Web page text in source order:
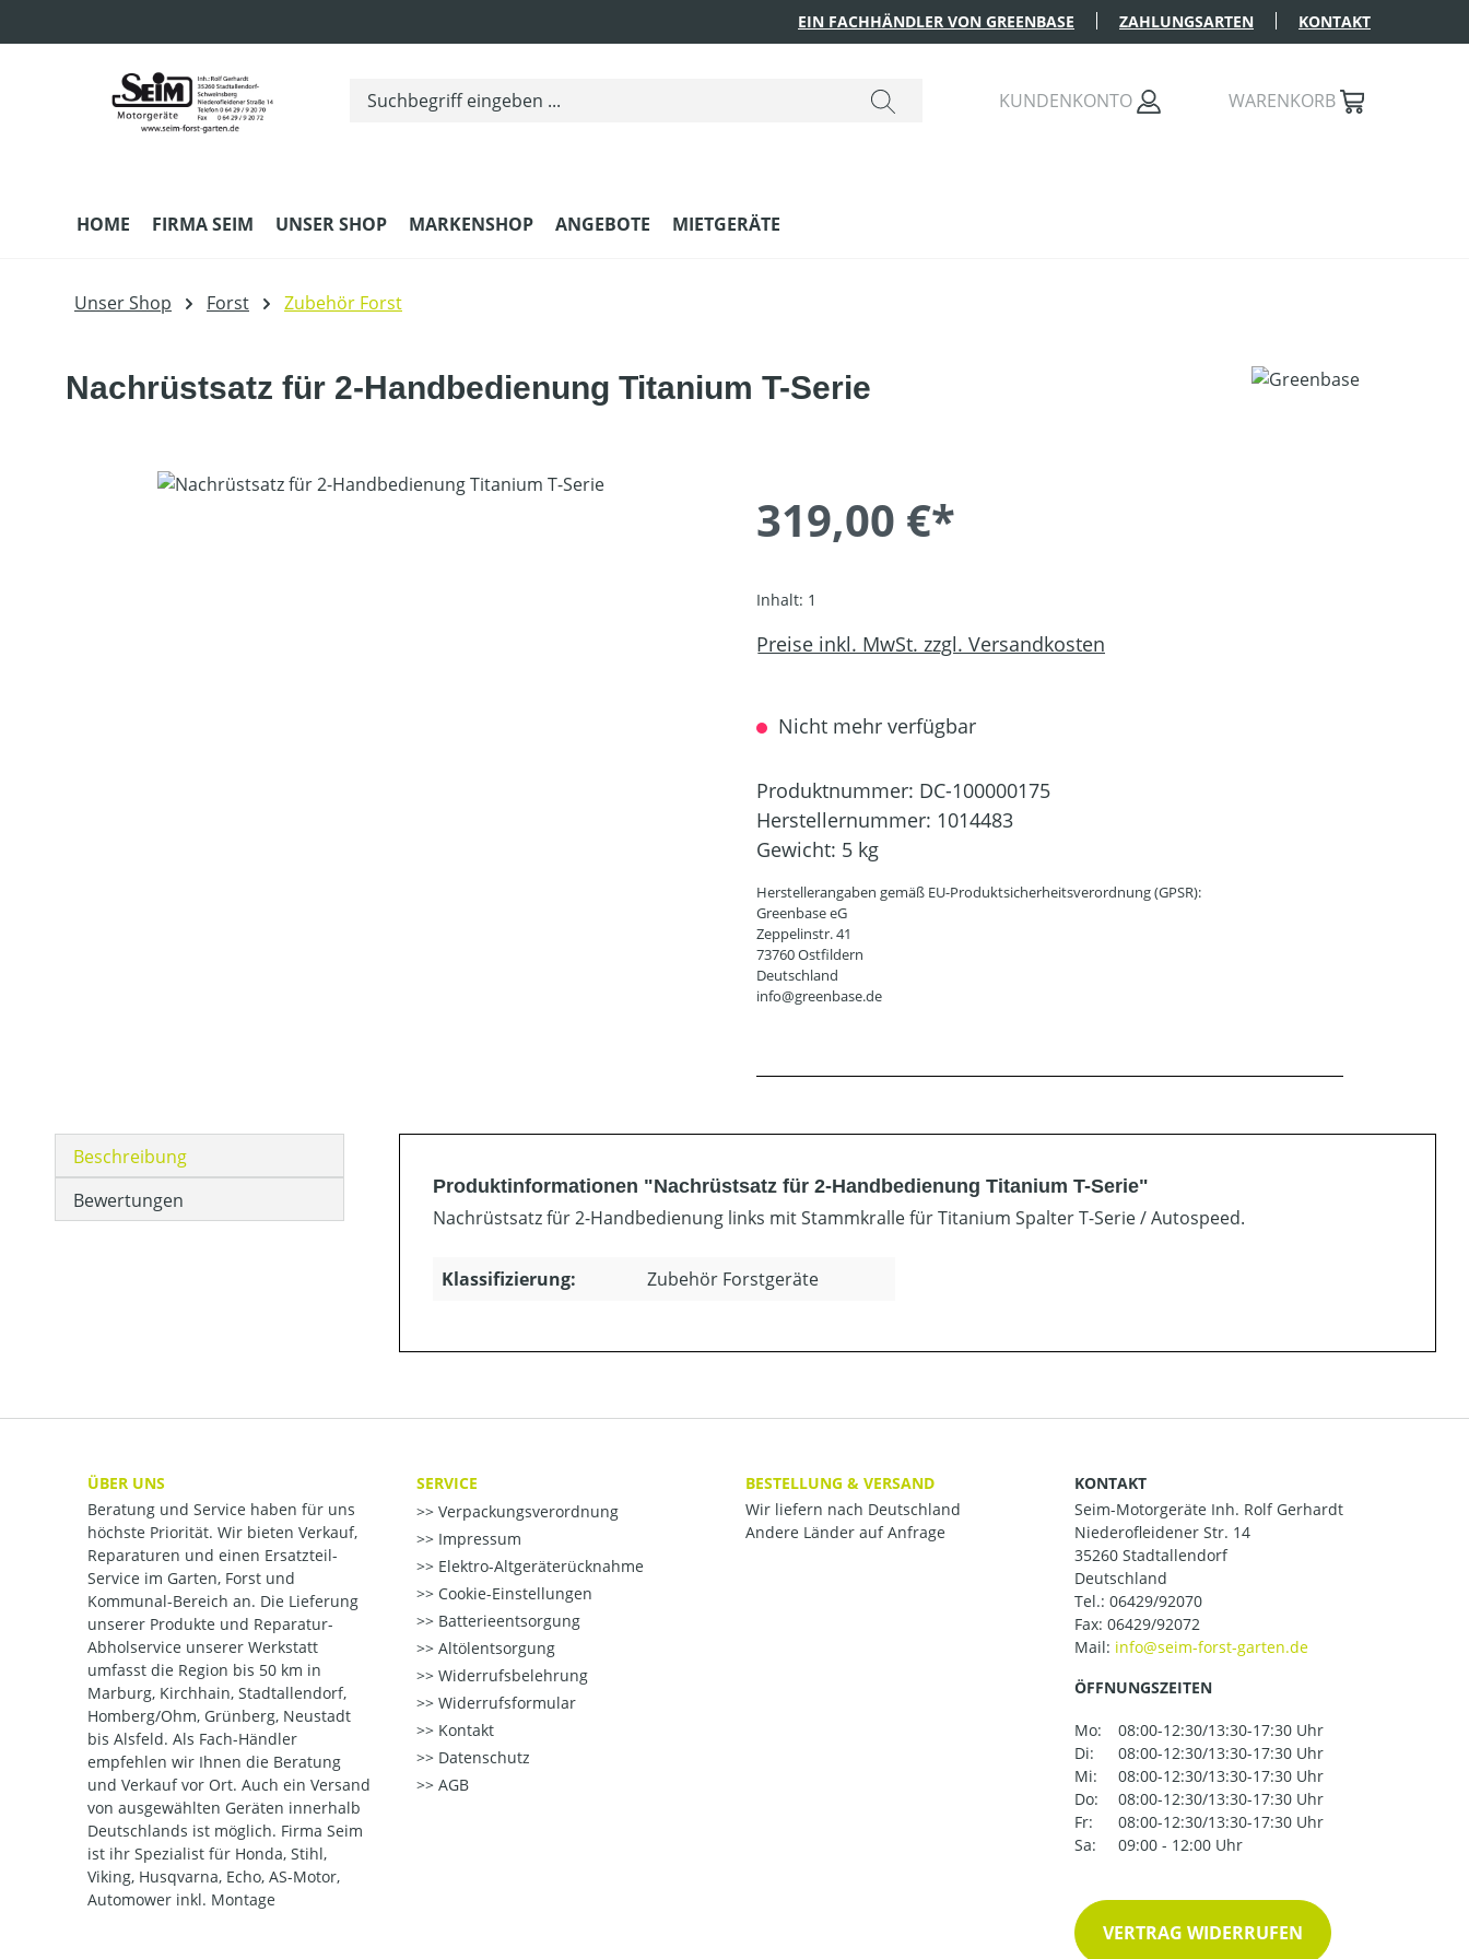
EIN FACHHÄNDLER VON GREENBASE ZAHLUNGSARTEN KONTAKT
KUNDENKONTO WARENKORB
HOME FIRMA SEIM UNSER SHOP MARKENSHOP ANGEBOTE MIETGERÄTE
Unser Shop Forst Zubehör Forst
Nachrüstsatz für 2-Handbedienung Titanium T-Serie
Bildergalerie überspringen
319,00 €*
Inhalt: 1
Preise inkl. MwSt. zzgl. Versandkosten
Nicht mehr verfügbar
Produktnummer: DC-100000175
Herstellernummer: 1014483
Gewicht: 5 kg
Herstellerangaben gemäß EU-Produktsicherheitsverordnung (GPSR):
Greenbase eG
Zeppelinstr. 41
73760 Ostfildern
Deutschland
info@greenbase.de
Beschreibung
Bewertungen
Produktinformationen "Nachrüstsatz für 2-Handbedienung Titanium T-Serie"
Nachrüstsatz für 2-Handbedienung links mit Stammkralle für Titanium Spalter T-Serie / Autospeed.
Klassifizierung: Zubehör Forstgeräte
ÜBER UNS
Beratung und Service haben für uns
höchste Priorität. Wir bieten Verkauf,
Reparaturen und einen Ersatzteil-
Service im Garten, Forst und
Kommunal-Bereich an. Die Lieferung
unserer Produkte und Reparatur-
Abholservice unserer Werkstatt
umfasst die Region bis 50 km in
Marburg, Kirchhain, Stadtallendorf,
Homberg/Ohm, Grünberg, Neustadt
bis Alsfeld. Als Fach-Händler
empfehlen wir Ihnen die Beratung
und Verkauf vor Ort. Auch ein Versand
von ausgewählten Geräten innerhalb
Deutschlands ist möglich. Firma Seim
ist ihr Spezialist für Honda, Stihl,
Viking, Husqvarna, Echo, AS-Motor,
Automower inkl. Montage
SERVICE
Verpackungsverordnung
Impressum
Elektro-Altgeräterücknahme
Cookie-Einstellungen
Batterieentsorgung
Altölentsorgung
Widerrufsbelehrung
Widerrufsformular
Kontakt
Datenschutz
AGB
BESTELLUNG & VERSAND
Wir liefern nach Deutschland
Andere Länder auf Anfrage
KONTAKT
Seim-Motorgeräte Inh. Rolf Gerhardt
Niederofleidener Str. 14
35260 Stadtallendorf
Deutschland
Tel.: 06429/92070
Fax: 06429/92072
Mail:
ÖFFNUNGSZEITEN
Mo:
08:00-12:30/13:30-17:30 Uhr
Di:
08:00-12:30/13:30-17:30 Uhr
Mi:
08:00-12:30/13:30-17:30 Uhr
Do:
08:00-12:30/13:30-17:30 Uhr
Fr:
08:00-12:30/13:30-17:30 Uhr
Sa:
09:00 - 12:00 Uhr
VERTRAG WIDERRUFEN